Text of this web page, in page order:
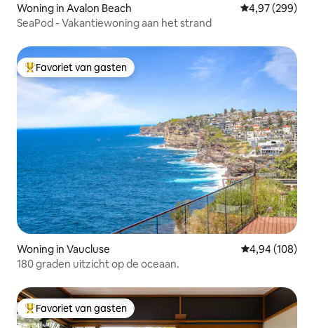
Woning in Avalon Beach Gemiddelde
4,97 (299)
SeaPod - Vakantiewoning aan het strand
Topfavoriet van gasten
Favoriet van gasten
Woning in Vaucluse Gemiddelde
4,94 (108)
180 graden uitzicht op de oceaan.
Topfavoriet van gasten
Favoriet van gasten